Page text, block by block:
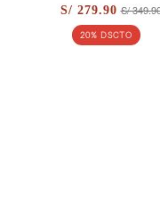
S/ 279.90 S/
20% DSCTO